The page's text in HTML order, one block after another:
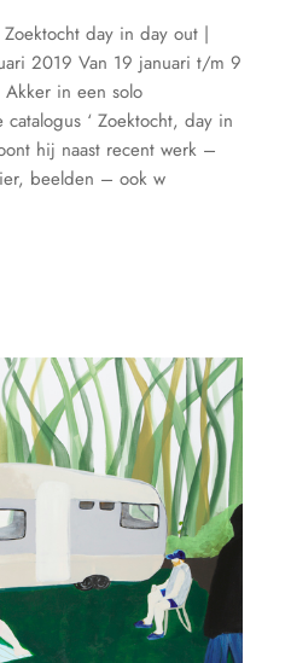
Zoektocht day in day out |
2019 Van 19 januari t/m 9
in een solo
‘ Zoektocht, day in
hij naast recent werk –
beelden – ook w